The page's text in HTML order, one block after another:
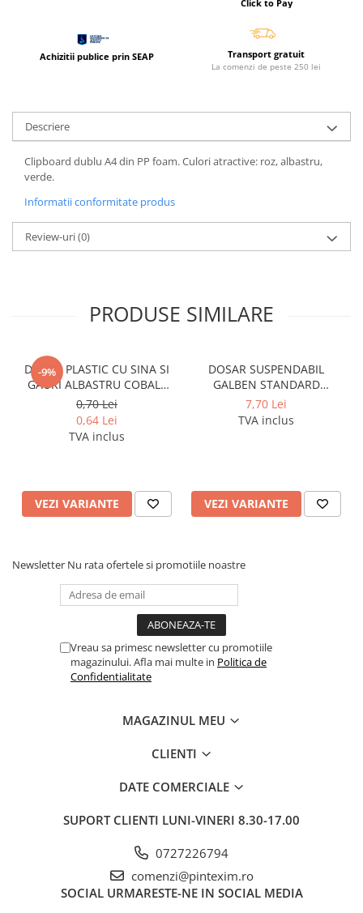
Creioane cerate
Creioane colorate
Creioane mecanice si rezerve
Cerneala si rezerva pentru stilou
Stilouri
Radiere
Echere, rigle, raportoare, compase,
Echere
Rigle
Compas scolar
Markere evidentiatoare text
Markere permanente
Pixuri si rezerve
Produse Craft
Ghiozdane si genti scolare
Genti laptop
Carti de colorat si povestit
Diverse articole pentru scoala
Click to Pay
Achizitii publice prin SEAP Transport gratuit
La comenzi de peste 250 lei
Descriere
Clipboard dublu A4 din PP foam. Culori atractive: roz, albastru,
verde.
Informatii conformitate produs
Review-uri(0)
PRODUSE SIMILARE
-9%
DOSAR PLASTIC CU SINA SI
GAURI ALBASTRU COBALT
NOKI
0,70 Lei
0,64 Lei
TVA inclus
VEZI VARIANTE
DOSAR SUSPENDABIL
GALBEN STANDARD
PENDAFLEX ESSELTE
7,70 Lei
TVA inclus
VEZI VARIANTE
Newsletter Nu rata ofertele si promotiile noastre
Vreau sa primesc newsletter cu promotiile
magazinului. Afla mai multe in Politica de
Confidentialitate
MAGAZINUL MEU
CLIENTI
DATE COMERCIALE
SUPORT CLIENTI LUNI-VINERI 8.30-17.00
0727226794
comenzi@pintexim.ro
SOCIAL URMARESTE-NE IN SOCIAL MEDIA